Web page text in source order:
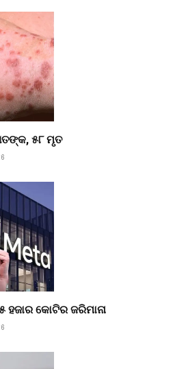
୫୮ ମୃତ
କୋଟିର ଜରିମାନା